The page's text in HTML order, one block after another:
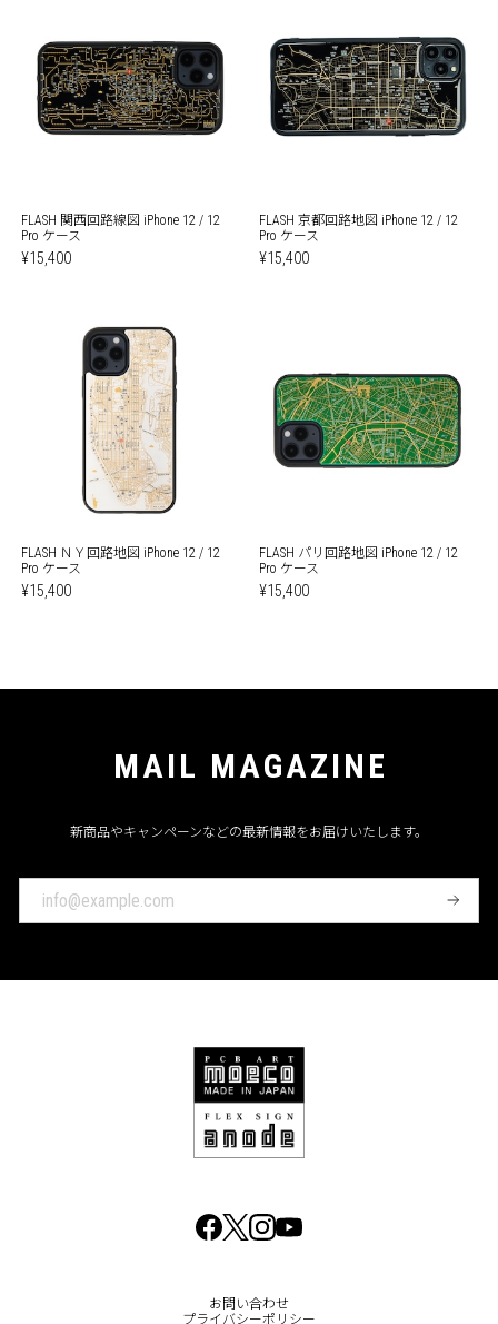
FLASH 関西回路線図 iPhone 12 / 12
Pro ケース
¥15,400
FLASH 京都回路地図 iPhone 12 / 12
Pro ケース
¥15,400
FLASH ＮＹ回路地図 iPhone 12 / 12
Pro ケース
¥15,400
FLASH パリ回路地図 iPhone 12 / 12
Pro ケース
¥15,400
MAIL MAGAZINE
新商品やキャンペーンなどの最新情報をお届けいたします。
登
お問い合わせ
プライバシーポリシー